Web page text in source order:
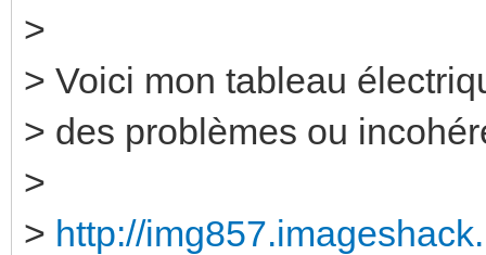
>
> Voici mon tableau
> des problèmes ou
>
> http://